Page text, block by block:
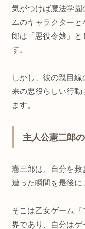
気がつけば魔法学園
ムのキャラクター
郎は「悪役令嬢」と
す。
しかし、彼の親目
来の悪役らしい行動
ます。
主人公憲三郎
憲三郎は、自分を救
遭った瞬間を最後に
そこは乙女ゲーム
界であり、自分はゲ